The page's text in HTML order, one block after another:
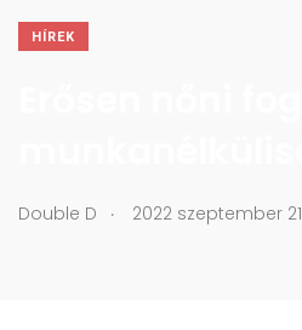
HÍREK
Double D . 2022 szeptember 21